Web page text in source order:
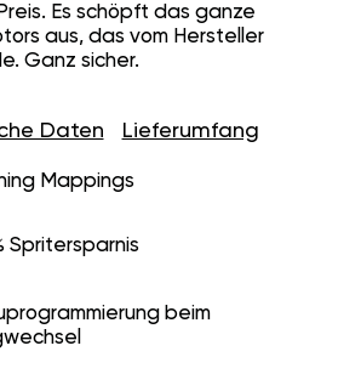
Es schöpft das ganze
aus, das vom Hersteller
Ganz sicher.
Daten Lieferumfang
Mappings
Spritersparnis
beim